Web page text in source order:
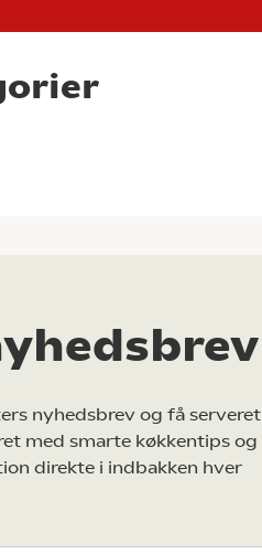
nyhedsbrev og få serveret
med smarte køkkentips og
direkte i indbakken hver